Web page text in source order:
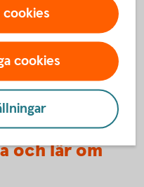
och lär om
cookies
cookies